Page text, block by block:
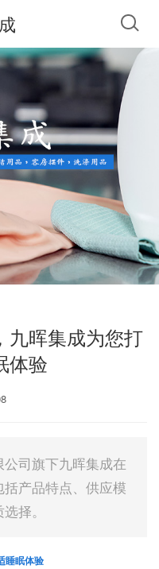
九晖集成为您打
体验
司旗下九晖集成在
产品特点、供应模
择。
睡眠体验